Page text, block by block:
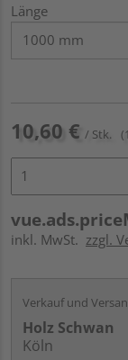
Länge
10,60 € / Stk.
inkl. MwSt. zzgl.
Verkauf und
Holz Schwan
Köln